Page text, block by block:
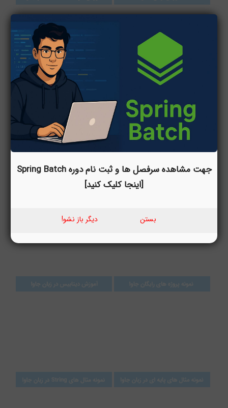
جهت مشاهده سرفصل ها و ثبت نام دوره Spring Batch
[اینجا کلیک کنید]
بستن دیگر باز نشو!